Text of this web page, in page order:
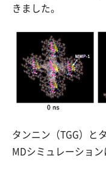
きました。
タンニン（TGG）と
MDシミュレーショ